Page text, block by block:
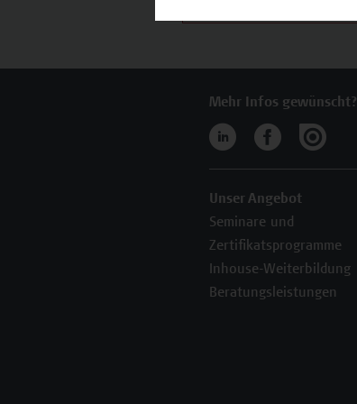
Mehr Infos gewünscht?
Unser Angebot
Seminare und
Zertifikatsprogramme
Inhouse-Weiterbildung
Beratungsleistungen